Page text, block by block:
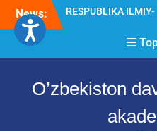
Skip
content
News:
Diqqat e’lon!
2026” tadbiri bo‘lib
RESPUBLIKA ILMIY-
O’zbekiston